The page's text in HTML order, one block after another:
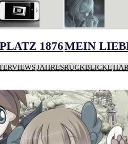
PLATZ 1876MEIN
JAHRESRÜCKBLICKE